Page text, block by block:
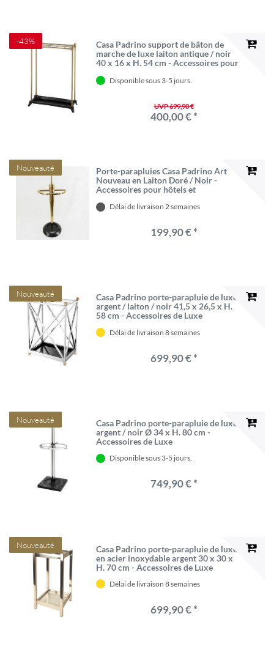
-43%
Casa Padrino support de bâton de
marche de luxe laiton antique / noir
40 x 16 x H. 54 cm - Accessoires pour
Disponible sous 3-5 jours.
UVP 699,90 €
400,00 € *
Nouveauté
Porte-parapluies Casa Padrino Art
Nouveau en Laiton Doré / Noir -
Accessoires pour hôtels et
Délai de livraison 2 semaines
199,90 € *
Nouveauté
Casa Padrino porte-parapluie de luxe
argent / laiton / noir 41,5 x 26,5 x H.
58 cm - Accessoires de Luxe
Délai de livraison 8 semaines
699,90 € *
Nouveauté
Casa Padrino porte-parapluie de luxe
argent / noir Ø 34 x H. 80 cm -
Accessoires de Luxe
Disponible sous 3-5 jours.
749,90 € *
Nouveauté
Casa Padrino porte-parapluie de luxe
en acier inoxydable argent 30 x 30 x
H. 70 cm - Accessoires de Luxe
Délai de livraison 8 semaines
699,90 € *